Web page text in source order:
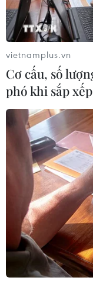
nước công
(G7) sẽ diễn ra
21/5.
Nhật Bản đã
ninh tới thành
diễn ra thông
Ngay trước
sát tuần tra đã
trong đó có
thăng tuần tra
trời thành phố.
[Thủ tướng
thượng đỉnh
Ngoài
an ninh tại
vietnamplus.vn
Cơ cấu, số
phó khi sắp